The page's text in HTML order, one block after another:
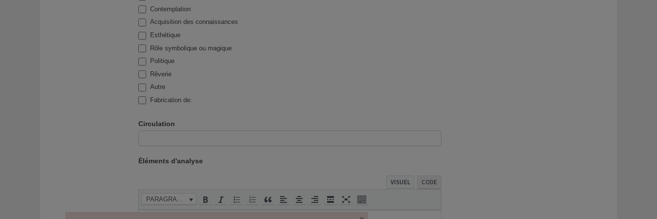
Contemplation
Acquisition des connaissances
Esthétique
Rôle symbolique ou magique
Politique
Rêverie
Autre
Fabrication de:
Circulation
Éléments d'analyse
VISUEL CODE
PARAGRAPHE